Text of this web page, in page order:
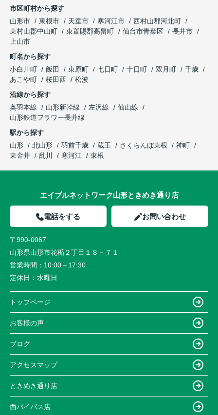
市区町村から探す
山形市
東根市 天童市 寒河江市
西村山郡河北町
東村山郡中山町
東置賜郡高畠町 仙台市青葉区
長井市
上山市
町名から探す
小白川町
飯田 東原町 七日町 十日町 双月町
千歳
あこや町
桜田西
松波
沿線から探す
奥羽本線
山形新幹線 左沢線
仙山線
山形鉄道フラワー長井線
駅から探す
山形
北山形 羽前千歳 蔵王 さくらんぼ東根
神町
東金井
乱川 寒河江 東根
エイブルネットワーク山形ときめき通り店
電話をする お問い合わせ
〒990-0067
山形県山形市花楯２丁目１８－７１
営業時間： 10:00～17:30
定休日： 水曜日
トップページ
お客様の声
ブログ
アクセスマップ
ときめき通り店
西バイパス店